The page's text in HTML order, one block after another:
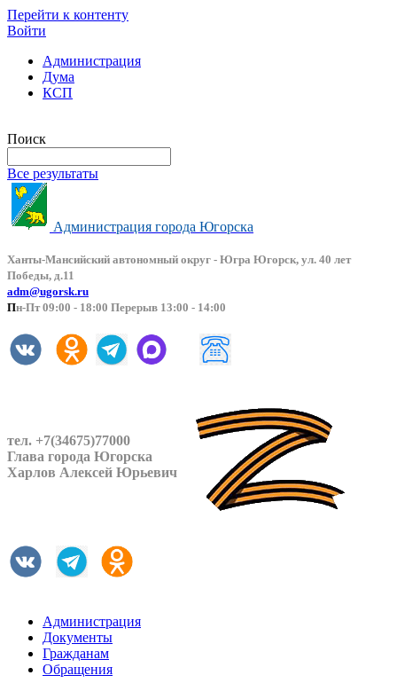
Перейти к контенту
Войти
Администрация
Дума
КСП
Поиск
Все результаты
Администрация города Югорска
Ханты-Мансийский автономный округ - Югра Югорск, ул. 40 лет
Победы, д.11
adm@ugorsk.ru
Пн-Пт 09:00 - 18:00 Перерыв 13:00 - 14:00
тел. +7(34675)77000
Глава города Югорска
Харлов Алексей Юрьевич
Администрация
Документы
Гражданам
Обращения